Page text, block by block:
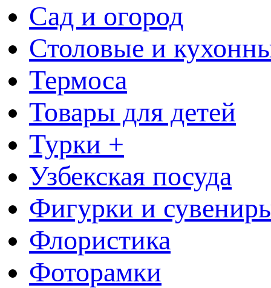
Сад и огород
Столовые и
Термоса
Товары для детей
Турки +
Узбекская посуда
Фигурки и
Флористика
Фоторамки